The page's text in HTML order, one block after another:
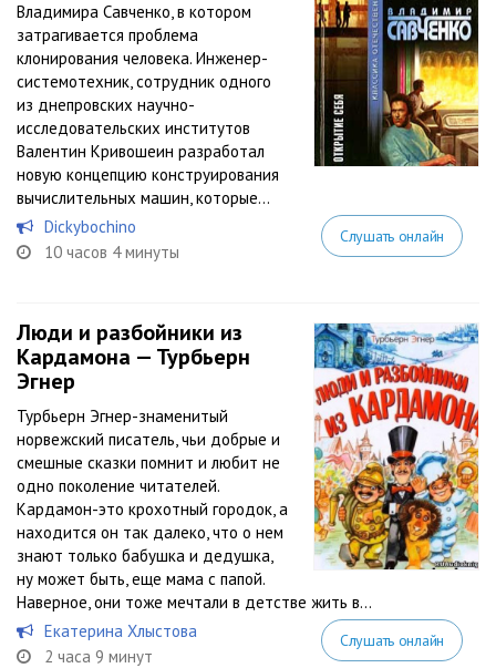
Владимира Савченко, в котором
затрагивается проблема
клонирования человека. Инженер-
системотехник, сотрудник одного
из днепровских научно-
исследовательских институтов
Валентин Кривошеин разработал
новую концепцию конструирования
вычислительных машин, которые...
Dickybochino
10 часов 4 минуты
Слушать онлайн
Люди и разбойники из
Кардамона — Турбьерн
Эгнер
Турбьерн Эгнер-знаменитый
норвежский писатель, чьи добрые и
смешные сказки помнит и любит не
одно поколение читателей.
Кардамон-это крохотный городок, а
находится он так далеко, что о нем
знают только бабушка и дедушка,
ну может быть, еще мама с папой.
Наверное, они тоже мечтали в детстве жить в...
Екатерина Хлыстова
2 часа 9 минут
Слушать онлайн